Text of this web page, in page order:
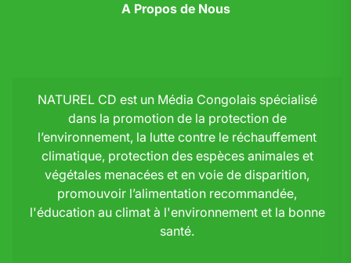
A Propos de Nous
NATUREL CD est un Média Congolais spécialisé
dans la promotion de la protection de
l’environnement, la lutte contre le réchauffement
climatique, protection des espèces animales et
végétales menacées et en voie de disparition,
promouvoir l’alimentation recommandée,
l'éducation au climat à l'environnement et la bonne
santé.